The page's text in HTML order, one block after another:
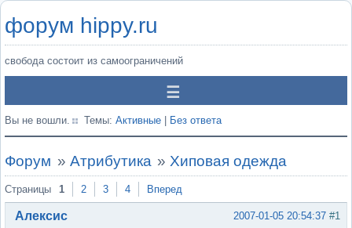
форум hippy.ru
свобода состоит из самоограничений
Вы не вошли. Темы: Активные Без ответа
Форум » Атрибутика » Хиповая одежда
Страницы 1 2 3 4 Вперед
#1
2007-01-05 20:54:37
Алексис